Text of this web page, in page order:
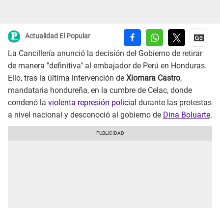
Actualidad El Popular
La Cancillería anunció la decisión del Gobierno de retirar
de manera "definitiva" al embajador de Perú en Honduras.
Ello, tras la última intervención de Xiomara Castro,
mandataria hondureña, en la cumbre de Celac, donde
condenó la violenta represión policial durante las protestas
a nivel nacional y desconoció al gobierno de Dina Boluarte.